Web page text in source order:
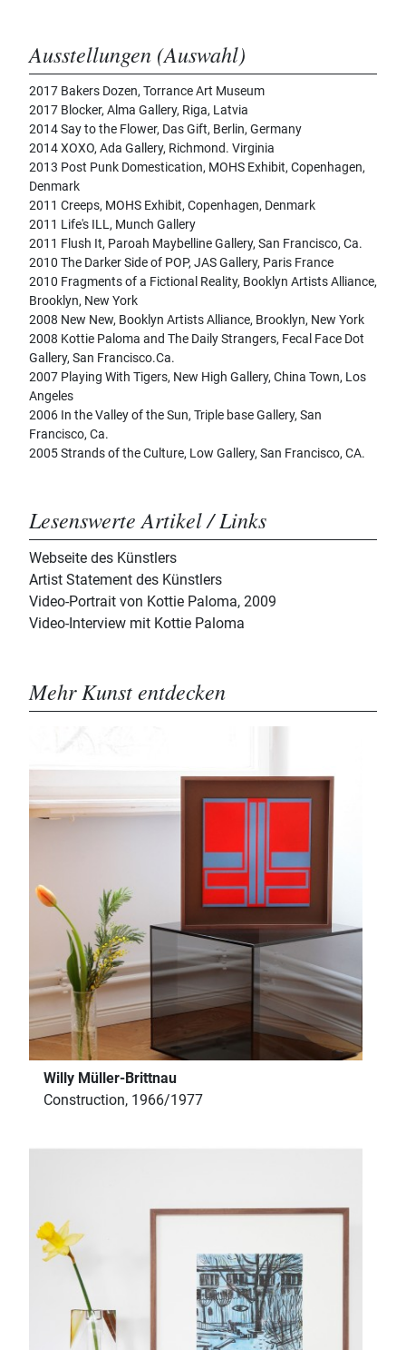
Ausstellungen (Auswahl)
2017 Bakers Dozen, Torrance Art Museum
2017 Blocker, Alma Gallery, Riga, Latvia
2014 Say to the Flower, Das Gift, Berlin, Germany
2014 XOXO, Ada Gallery, Richmond. Virginia
2013 Post Punk Domestication, MOHS Exhibit, Copenhagen,
Denmark
2011 Creeps, MOHS Exhibit, Copenhagen, Denmark
2011 Life's ILL, Munch Gallery
2011 Flush It, Paroah Maybelline Gallery, San Francisco, Ca.
2010 The Darker Side of POP, JAS Gallery, Paris France
2010 Fragments of a Fictional Reality, Booklyn Artists Alliance,
Brooklyn, New York
2008 New New, Booklyn Artists Alliance, Brooklyn, New York
2008 Kottie Paloma and The Daily Strangers, Fecal Face Dot
Gallery, San Francisco.Ca.
2007 Playing With Tigers, New High Gallery, China Town, Los
Angeles
2006 In the Valley of the Sun, Triple base Gallery, San
Francisco, Ca.
2005 Strands of the Culture, Low Gallery, San Francisco, CA.
Lesenswerte Artikel / Links
Webseite des Künstlers
Artist Statement des Künstlers
Video-Portrait von Kottie Paloma, 2009
Video-Interview mit Kottie Paloma
Mehr Kunst entdecken
Willy Müller-Brittnau
Construction, 1966/1977